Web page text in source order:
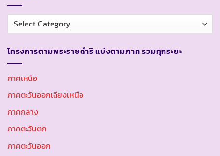
หมวด
หมู่
โครงการตามพระราชดำริ แบ่งตามภาค รวมทุกระยะ
ภาคเหนือ
ภาคตะวันออกเฉียงเหนือ
ภาคกลาง
ภาคตะวันตก
ภาคตะวันออก